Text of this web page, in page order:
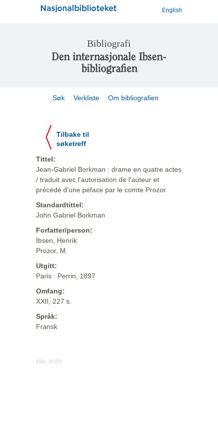
English
Bibliografi
Den internasjonale Ibsen-
bibliografien
Søk Verkliste Om bibliografien
Tilbake til
søketreff
Tittel:
Jean-Gabriel Borkman : drame en quatre actes
/ traduit avec l'autorisation de l'auteur et
précédé d'une péface par le comte Prozor
Standardtittel:
John Gabriel Borkman
Forfatter/person:
Ibsen, Henrik
Prozor, M.
Utgitt:
Paris : Perrin, 1897
Omfang:
XXII, 227 s.
Språk:
Fransk
Kilde: MODS